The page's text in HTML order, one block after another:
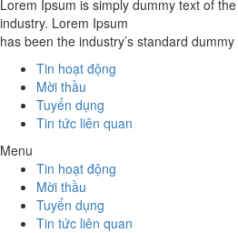
Lorem Ipsum is simply dummy text of
industry. Lorem Ipsum
has been the industry’s standard
Tin hoạt động
Mời thầu
Tuyển dụng
Tin tức liên quan
Menu
Tin hoạt động
Mời thầu
Tuyển dụng
Tin tức liên quan